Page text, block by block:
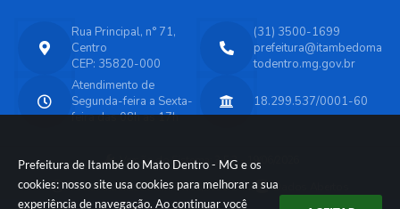
Prefeitura de Itambé do Mato Dentro - MG e os
cookies: nosso site usa cookies para melhorar a sua
experiência de navegação. Ao continuar você
Rua Principal, n° 71,
Centro
CEP: 35820-000
(31) 3500-1699
prefeitura@itambedoma
todentro.mg.gov.br
Atendimento de
Segunda-feira a Sexta-
feira das 08h as 17h
18.299.537/0001-60
Versão do Sistema:
3.5.3 - 19/06/2026
Portal atualizado em: 07/08/2026 14:45 Dados Abertos